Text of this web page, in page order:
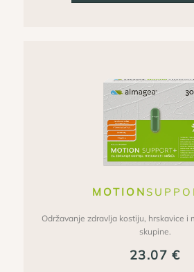
MOTION
Održavanje zdravlja kostiju, hrskavice i
skupine.
23.07€